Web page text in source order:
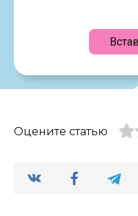
Оцените статью